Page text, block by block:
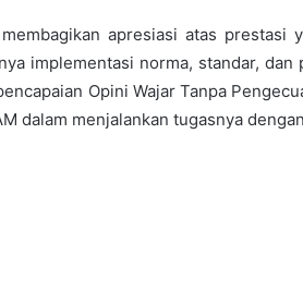
apresiasi atas
implementasi norma, standar,
Opini Wajar Tanpa
dalam menjalankan tugasnya